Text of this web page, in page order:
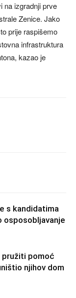
na izgradnji prve
Zenice. Jako
prije raspišemo
infrastruktura
kazao je
s kandidatima
osposobljavanje
pomoć
njihov dom